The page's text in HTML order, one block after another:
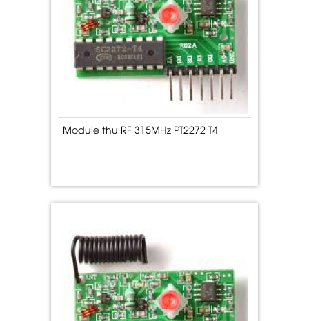
Module thu RF 315MHz PT2272 T4